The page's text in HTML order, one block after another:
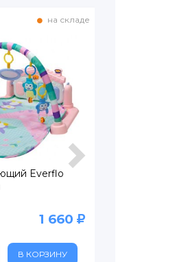
на складе
Everflo
1 660
В КОРЗИНУ